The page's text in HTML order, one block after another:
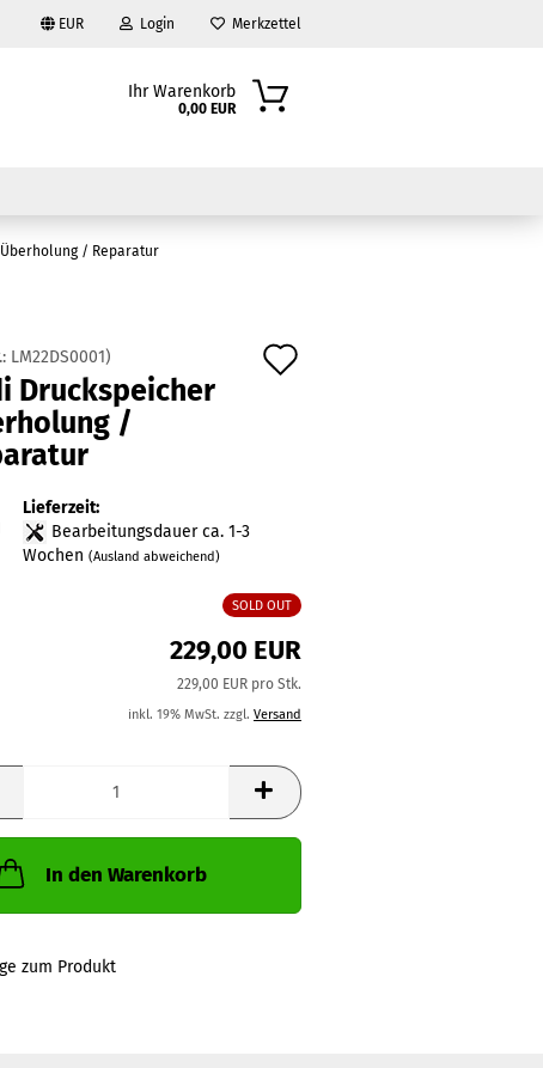
EUR Login Merkzettel
Ihr Warenkorb
0,00 EUR
/ Reparatur
LM22DS0001)
Druckspeicher
/
Lieferzeit:
Bearbeitungsdauer ca. 1-3
Wochen (Ausland abweichend)
SOLD OUT
229,00 EUR
229,00 EUR pro Stk.
inkl. 19% MwSt. zzgl. Versand
In den Warenkorb
zum Produkt